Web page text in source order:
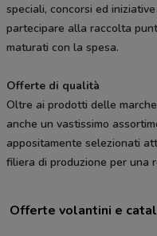
speciali, concorsi ed
partecipare alla raccolta
maturati con la spesa.
Offerte di qualità
Oltre ai prodotti delle
anche un vastissimo
appositamente selezionati
filiera di produzione per una
Offerte volantini e